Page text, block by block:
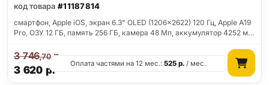
код товара #11187814
смартфон, Apple iOS, экран 6.3" OLED (1206x2622) 120 Гц, Apple A19
Pro, ОЗУ 12 ГБ, память 256 ГБ, камера 48 Мп, аккумулятор 4252 м…
3 620 р.
3 746,70р.
Оплата частями на 12 мес.:525 р. / мес.